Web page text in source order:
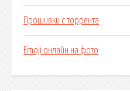
Прошивки с торрента
Emoji онлайн на фото